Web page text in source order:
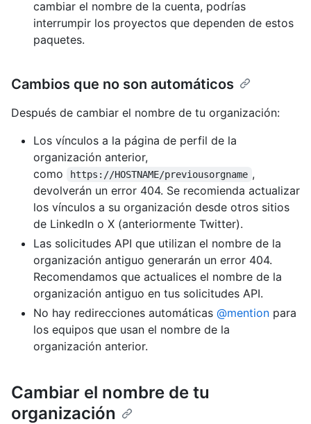
cambiar el nombre de la cuenta, podrías
interrumpir los proyectos que dependen de estos
paquetes.
Cambios que no son automáticos
Después de cambiar el nombre de tu organización:
Los vínculos a la página de perfil de la
organización anterior,
como
https://HOSTNAME/previousorgname ,
devolverán un error 404. Se recomienda actualizar
los vínculos a su organización desde otros sitios
de LinkedIn o X (anteriormente Twitter).
Las solicitudes API que utilizan el nombre de la
organización antiguo generarán un error 404.
Recomendamos que actualices el nombre de la
organización antiguo en tus solicitudes API.
No hay redirecciones automáticas @mention para
los equipos que usan el nombre de la
organización anterior.
Cambiar el nombre de tu
organización